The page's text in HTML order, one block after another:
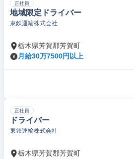
正社員
地域限定ドライバー
東鉄運輸株式会社
栃木県芳賀郡芳賀町
月給30万7500円以上
正社員
ドライバー
東鉄運輸株式会社
栃木県芳賀郡芳賀町